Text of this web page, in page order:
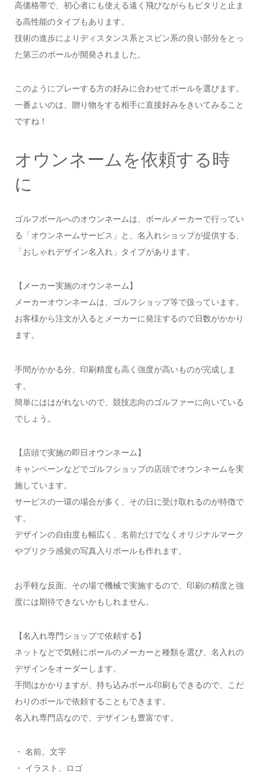
高価格帯で、初心者にも使える遠く飛びながらもピタリと止ま
る高性能のタイプもあります。
技術の進歩によりディスタンス系とスピン系の良い部分をとっ
た第三のボールが開発されました。
このようにプレーする方の好みに合わせてボールを選びます。
一番よいのは、贈り物をする相手に直接好みをきいてみること
ですね！
オウンネームを依頼する時
に
ゴルフボールへのオウンネームは、ボールメーカーで行ってい
る「オウンネームサービス」と、名入れショップが提供する、
「おしゃれデザイン名入れ」タイプがあります。
【メーカー実施のオウンネーム】
メーカーオウンネームは、ゴルフショップ等で扱っています。
お客様から注文が入るとメーカーに発注するので日数がかかり
ます。
手間がかかる分、印刷精度も高く強度が高いものが完成しま
す。
簡単にははがれないので、競技志向のゴルファーに向いている
でしょう。
【店頭で実施の即日オウンネーム】
キャンペーンなどでゴルフショップの店頭でオウンネームを実
施しています。
サービスの一環の場合が多く、その日に受け取れるのが特徴で
す。
デザインの自由度も幅広く、名前だけでなくオリジナルマーク
やプリクラ感覚の写真入りボールも作れます。
お手軽な反面、その場で機械で実施するので、印刷の精度と強
度には期待できないかもしれません。
【名入れ専門ショップで依頼する】
ネットなどで気軽にボールのメーカーと種類を選び、名入れの
デザインをオーダーします。
手間はかかりますが、持ち込みボール印刷もできるので、こだ
わりのボールで依頼することもできます。
名入れ専門店なので、デザインも豊富です。
・ 名前、文字
・ イラスト、ロゴ